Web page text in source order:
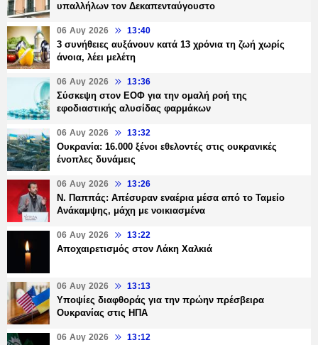
υπαλλήλων τον Δεκαπενταύγουστο
06 Αυγ 2026 13:40
3 συνήθειες αυξάνουν κατά 13 χρόνια τη ζωή χωρίς
άνοια, λέει μελέτη
06 Αυγ 2026 13:36
Σύσκεψη στον ΕΟΦ για την ομαλή ροή της
εφοδιαστικής αλυσίδας φαρμάκων
06 Αυγ 2026 13:32
Ουκρανία: 16.000 ξένοι εθελοντές στις ουκρανικές
ένοπλες δυνάμεις
06 Αυγ 2026 13:26
Ν. Παππάς: Απέσυραν εναέρια μέσα από το Ταμείο
Ανάκαμψης, μάχη με νοικιασμένα
06 Αυγ 2026 13:22
Αποχαιρετισμός στον Λάκη Χαλκιά
06 Αυγ 2026 13:13
Υποψίες διαφθοράς για την πρώην πρέσβειρα
Ουκρανίας στις ΗΠΑ
06 Αυγ 2026 13:12